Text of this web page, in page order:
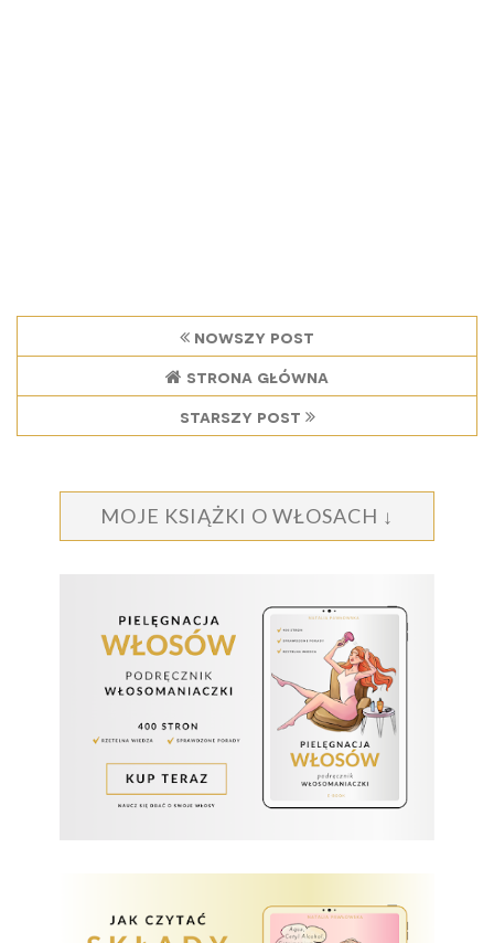
nowszy post
strona główna
starszy post
MOJE KSIĄŻKI O WŁOSACH ↓